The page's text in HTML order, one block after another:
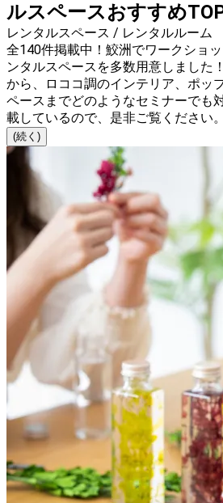
ルスペースおすすめ
レンタルスペース / レンタルルーム
全140件掲載中！鮫洲でワークショ
ンタルスペースを多数用意しました
から、ロココ調のインテリア、ポッ
ペースまでどのようなセミナーでも
載しているので、是非ご覧ください。
(続く)